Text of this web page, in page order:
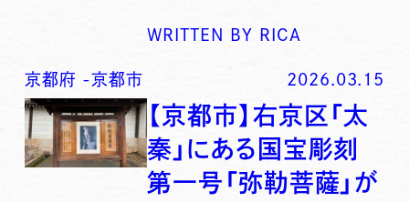
WRITTEN BY RICA
京都府 -京都市 2026.03.15
【京都市】右京区「太
秦」にある国宝彫刻
第一号「弥勒菩薩」が